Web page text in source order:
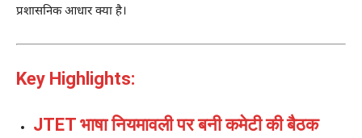
प्रशासनिक आधार क्या है।
Key Highlights:
JTET भाषा नियमावली पर बनी कमेटी की बैठक